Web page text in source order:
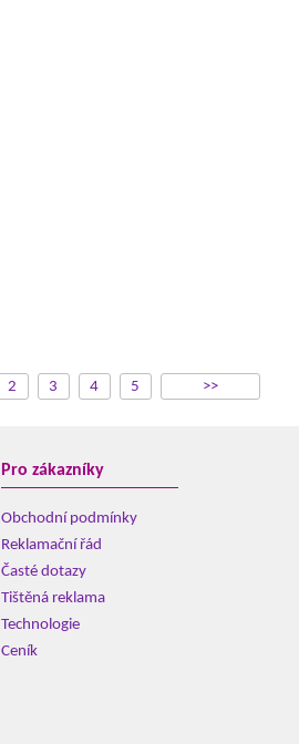
2 3 4 5 >>
Pro zákazníky
Obchodní podmínky
Reklamační řád
Časté dotazy
Tištěná reklama
Technologie
Ceník